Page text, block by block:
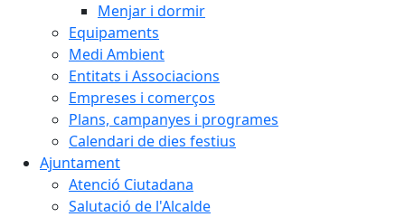
Menjar i dormir
Equipaments
Medi Ambient
Entitats i Associacions
Empreses i comerços
Plans, campanyes i programes
Calendari de dies festius
Ajuntament
Atenció Ciutadana
Salutació de l'Alcalde